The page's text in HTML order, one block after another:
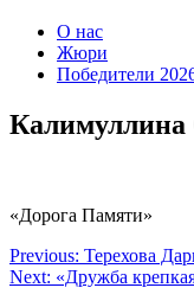
О нас
Жюри
Победители
Калимуллина
«Дорога Памяти»
Previous: Терехова
Next: «Дружба